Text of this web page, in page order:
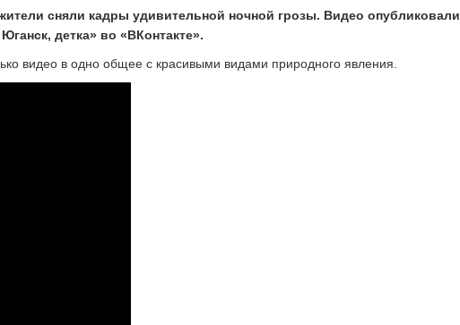
сняли кадры удивительной ночной грозы. Видео опубликовали
детка» во «ВКонтакте».
видео в одно общее с красивыми видами природного явления.